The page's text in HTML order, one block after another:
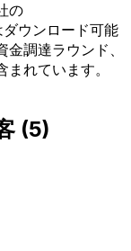
の
ウンロード可能
調達ラウンド、
れています。
(5)